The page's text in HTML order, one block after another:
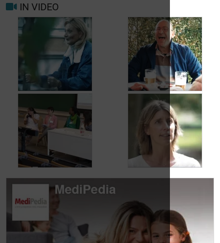
Beter leven met
migraine in het
dagelijks leven
Trigger- en
risicofactoren voor
migraine en
hoofdpijn
IN VIDEO
Carole, 55 jaar,
vond een oplossing
urineverlies
Jean, 58 jaar,
geniet van het leven,
ondanks het feit dat
hij met urineverlies
kampt
Dag van de
Lymfoompatiënten:
Mariangela Fiorente,
ALWB
Lymfoompatiënten:
Prof. Virginie De
Wilde